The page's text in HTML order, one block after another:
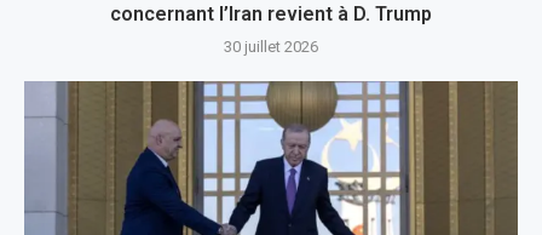
concernant l’Iran revient à D. Trump
30 juillet 2026